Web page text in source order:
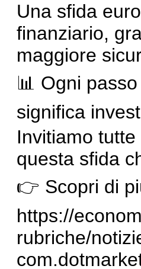
Una sfida
finanziario,
maggiore
📊 Ogni
significa
Invitiamo
questa sfida
👉 Scopri di
https://
rubriche/